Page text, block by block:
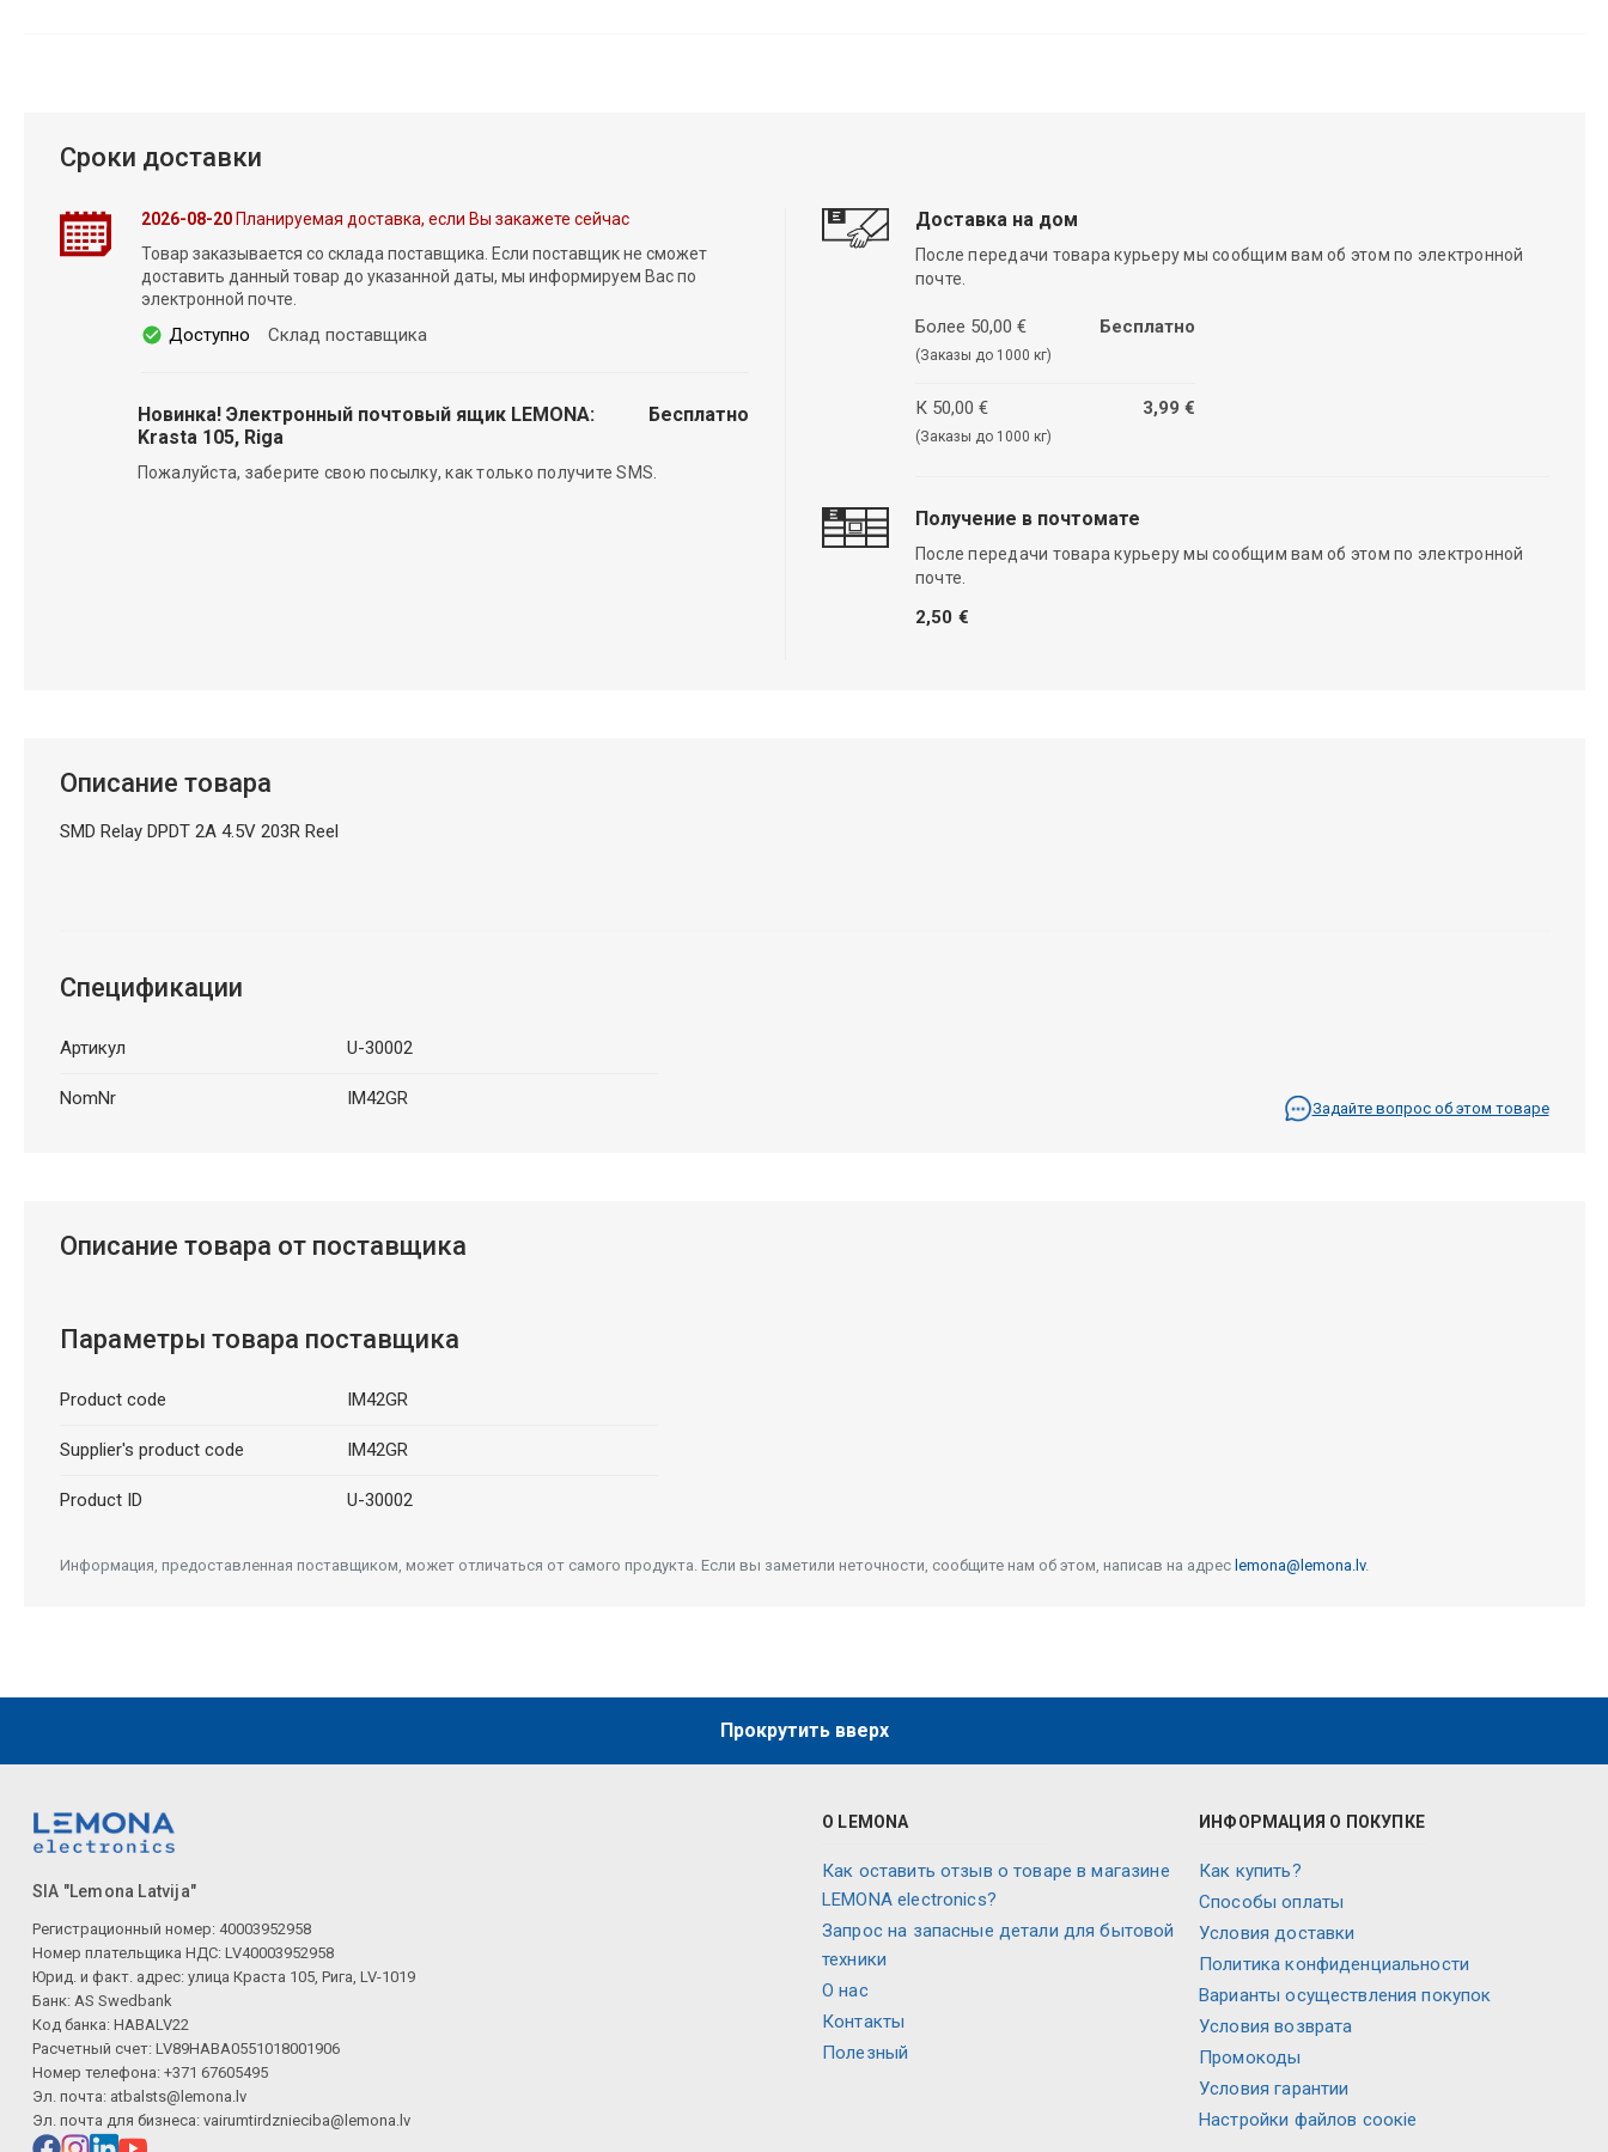
Сроки доставки
2026-08-20Планируемая доставка, если Вы закажете сейчас
Товар заказывается со склада поставщика. Если поставщик не сможет
доставить данный товар до указанной даты, мы информируем Вас по
электронной почте.
Доступно Склад поставщика
Новинка! Электронный почтовый ящик LEMONA:
Krasta 105, Riga
Бесплатно
Пожалуйста, заберите свою посылку, как только получите SMS.
Доставка на дом
После передачи товара курьеру мы сообщим вам об этом по электронной
почте.
Более 50,00 €
(Заказы до 1000 кг)
Бесплатно
К 50,00 €
(Заказы до 1000 кг)
3,99 €
Получение в почтомате
После передачи товара курьеру мы сообщим вам об этом по электронной
почте.
2,50 €
Описание товара
SMD Relay DPDT 2A 4.5V 203R Reel
Спецификации
Артикул U-30002
NomNr IM42GR Задайте вопрос об этом товаре
Описание товара от поставщика
Параметры товара поставщика
Product code IM42GR
Supplier's product code IM42GR
Product ID U-30002
Информация, предоставленная поставщиком, может отличаться от самого продукта. Если вы заметили неточности, сообщите нам об этом, написав на адрес lemona@lemona.lv.
Прокрутить вверх
SIA "Lemona Latvija"
Регистрационный номер: 40003952958
Номер плательщика НДС: LV40003952958
Юрид. и факт. адрес: улица Краста 105, Рига, LV-1019
Банк: AS Swedbank
Код банка: HABALV22
Расчетный счет: LV89HABA0551018001906
Номер телефона: +371 67605495
Эл. почта: atbalsts@lemona.lv
Эл. почта для бизнеса: vairumtirdznieciba@lemona.lv
О LEMONA
Как оставить отзыв о товаре в магазине
LEMONA electronics?
Запрос на запасные детали для бытовой
техники
О нас
Контакты
Полезный
ИНФОРМАЦИЯ О ПОКУПКЕ
Как купить?
Способы оплаты
Условия доставки
Политика конфиденциальности
Варианты осуществления покупок
Условия возврата
Промокоды
Условия гарантии
Настройки файлов соокіе